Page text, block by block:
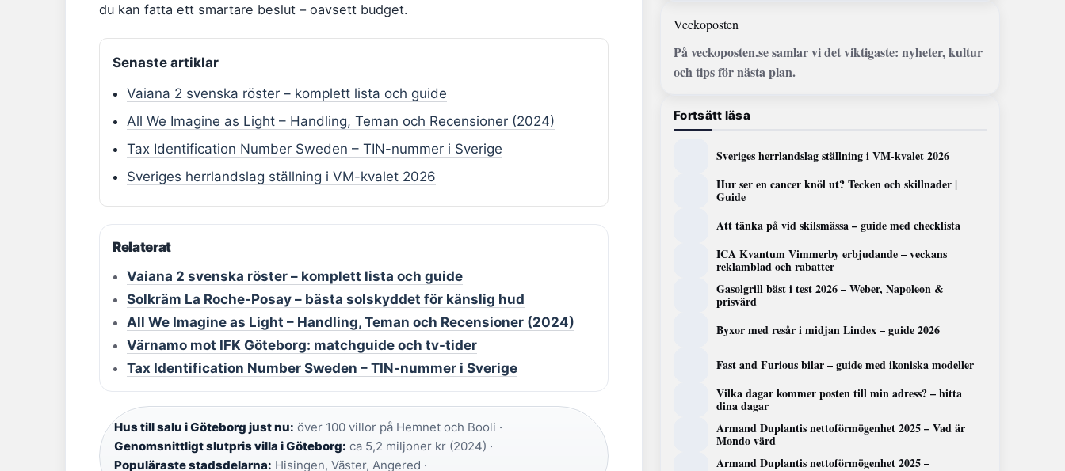
du kan fatta ett smartare beslut – oavsett budget.
Senaste artiklar
Vaiana 2 svenska röster – komplett lista och guide
All We Imagine as Light – Handling, Teman och Recensioner (2024)
Tax Identification Number Sweden – TIN-nummer i Sverige
Sveriges herrlandslag ställning i VM-kvalet 2026
Relaterat
Vaiana 2 svenska röster – komplett lista och guide
Solkräm La Roche-Posay – bästa solskyddet för känslig hud
All We Imagine as Light – Handling, Teman och Recensioner (2024)
Värnamo mot IFK Göteborg: matchguide och tv-tider
Tax Identification Number Sweden – TIN-nummer i Sverige
Hus till salu i Göteborg just nu: över 100 villor på Hemnet och Booli ·
Genomsnittligt slutpris villa i Göteborg: ca 5,2 miljoner kr (2024) ·
Populäraste stadsdelarna: Hisingen, Väster, Angered ·
Veckoposten
På veckoposten.se samlar vi det viktigaste: nyheter, kultur
och tips för nästa plan.
Fortsätt läsa
Sveriges herrlandslag ställning i VM-kvalet 2026
Hur ser en cancer knöl ut? Tecken och skillnader |
Guide
Att tänka på vid skilsmässa – guide med checklista
ICA Kvantum Vimmerby erbjudande – veckans
reklamblad och rabatter
Gasolgrill bäst i test 2026 – Weber, Napoleon &
prisvärd
Byxor med resår i midjan Lindex – guide 2026
Fast and Furious bilar – guide med ikoniska modeller
Vilka dagar kommer posten till min adress? – hitta
dina dagar
Armand Duplantis nettoförmögenhet 2025 – Vad är
Mondo värd
Armand Duplantis nettoförmögenhet 2025 –